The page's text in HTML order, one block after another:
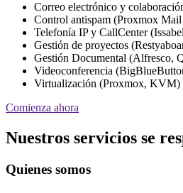
Correo electrónico y
Control antispam (Proxmox
Telefonía IP y CallCenter
Gestión de proyectos
Gestión Documental (Alfresco,
Videoconferencia
Virtualización (Proxmox, KVM)
Comienza ahora
Nuestros servicios se
Quienes somos